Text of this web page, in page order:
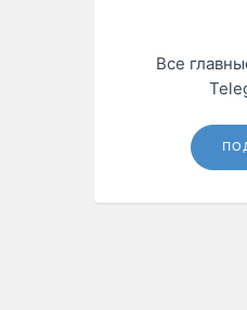
Все